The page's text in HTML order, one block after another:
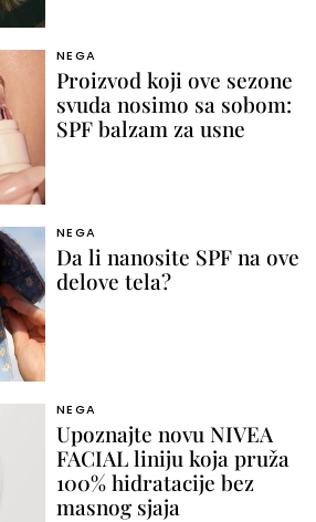
NEGA
Proizvod koji ove sezone
svuda nosimo sa sobom:
SPF balzam za usne
NEGA
Da li nanosite SPF na ove
delove tela?
NEGA
Upoznajte novu NIVEA
FACIAL liniju koja pruža
100% hidratacije bez
masnog sjaja